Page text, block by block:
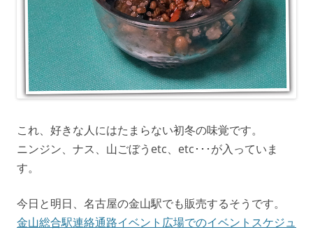
これ、好きな人にはたまらない初冬の味覚です。
ニンジン、ナス、山ごぼうetc、etc･･･が入っていま
す。
今日と明日、名古屋の金山駅でも販売するそうです。
金山総合駅連絡通路イベント広場でのイベントスケジュ